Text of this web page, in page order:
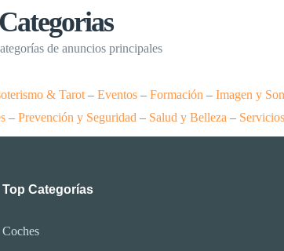
de anuncios principales
& Tarot– Eventos– Formación – Imagen y
– Prevención y Seguridad – Salud y Belleza –
Top Categorías
Coches